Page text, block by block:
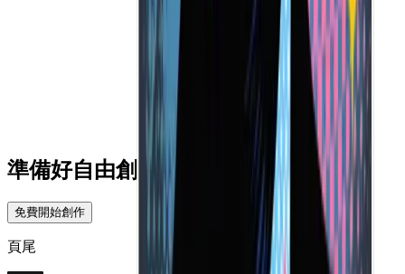
準備好自由創作了嗎？
免費開始創作
頁尾